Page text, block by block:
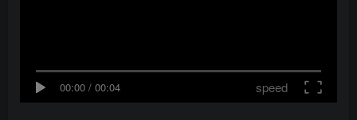
00:00 / 00:04 speed